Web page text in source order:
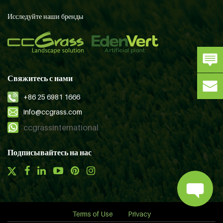
Исследуйте наши бренды
Свяжитесь с нами
+86 25 6981 1666
info@ccgrass.com
ccgrassinternational
Подписывайтесь на нас
Terms of Use Privacy